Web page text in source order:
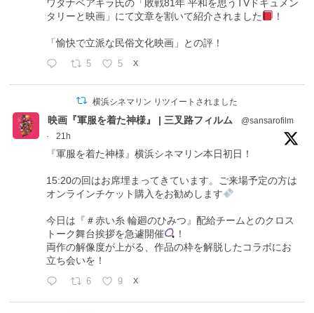
ワタナベアキラ氏の「敗戦81年 平和を思うTVドキュメン
タリーと映画」にて文章を割いて紹介されました
！
「愉快で立派な民俗文化映画」との評！
5 5 X
横浜シネマリン リツイートされました
映画『軍服を着た神様』 | 三叉路フィルム
@sansarofilm
·
21h
『軍服を着た神様』横浜シネマリン本日初日！
15:20の回はお席埋まってきています。ご来場予定の方は
オンラインチケット購入をお勧めします
今日は『＃赤い糸 輪廻のひみつ』配給チームとのクロス
トーク舞台挨拶を急遽開催
！
両作の解像度が上がる、作品の枠を解脱したコラボにお
立ち会いを！
6 9 X